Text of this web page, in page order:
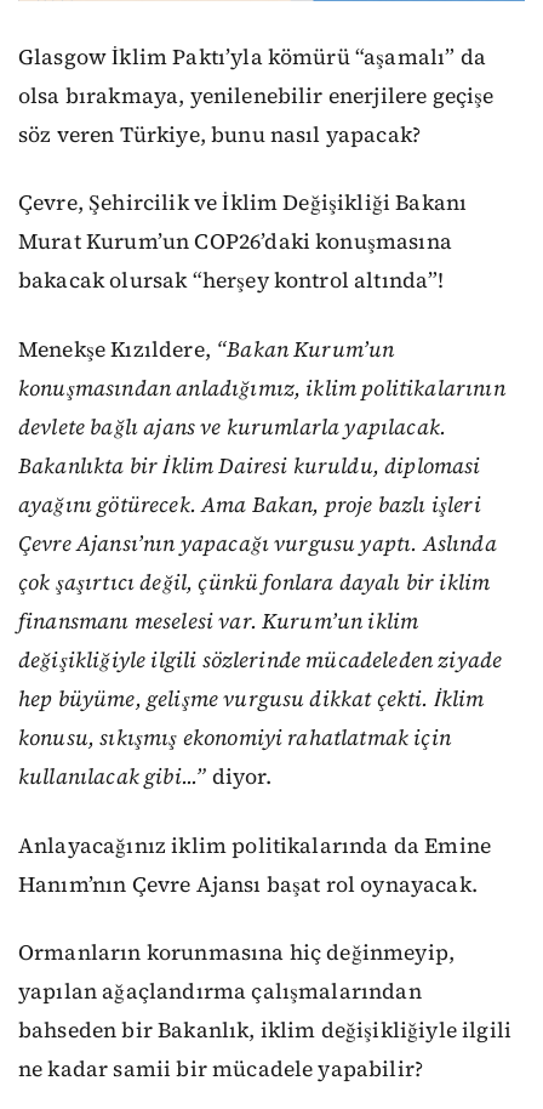
Glasgow İklim Paktı’yla kömürü “aşamalı” da
olsa bırakmaya, yenilenebilir enerjilere geçişe
söz veren Türkiye, bunu nasıl yapacak?
Çevre, Şehircilik ve İklim Değişikliği Bakanı
Murat Kurum’un COP26’daki konuşmasına
bakacak olursak “herşey kontrol altında”!
Menekşe Kızıldere, “Bakan Kurum’un
konuşmasından anladığımız, iklim politikalarının
devlete bağlı ajans ve kurumlarla yapılacak.
Bakanlıkta bir İklim Dairesi kuruldu, diplomasi
ayağını götürecek. Ama Bakan, proje bazlı işleri
Çevre Ajansı’nın yapacağı vurgusu yaptı. Aslında
çok şaşırtıcı değil, çünkü fonlara dayalı bir iklim
finansmanı meselesi var. Kurum’un iklim
değişikliğiyle ilgili sözlerinde mücadeleden ziyade
hep büyüme, gelişme vurgusu dikkat çekti. İklim
konusu, sıkışmış ekonomiyi rahatlatmak için
kullanılacak gibi...” diyor.
Anlayacağınız iklim politikalarında da Emine
Hanım’nın Çevre Ajansı başat rol oynayacak.
Ormanların korunmasına hiç değinmeyip,
yapılan ağaçlandırma çalışmalarından
bahseden bir Bakanlık, iklim değişikliğiyle ilgili
ne kadar samii bir mücadele yapabilir?